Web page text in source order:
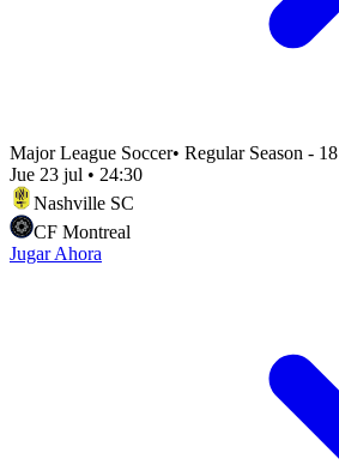
Major League Soccer• Regular Season - 18
Jue 23 jul • 24:30
Nashville SC
CF Montreal
Jugar Ahora